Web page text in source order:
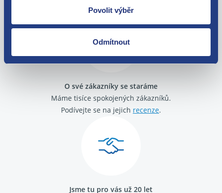
Povolit výběr
Odmítnout
zakoupení. Nebo vám pošleme náhradu.
O své zákazníky se staráme
Máme tisíce spokojených zákazníků.
Podívejte se na jejich recenze.
Jsme tu pro vás už 20 let